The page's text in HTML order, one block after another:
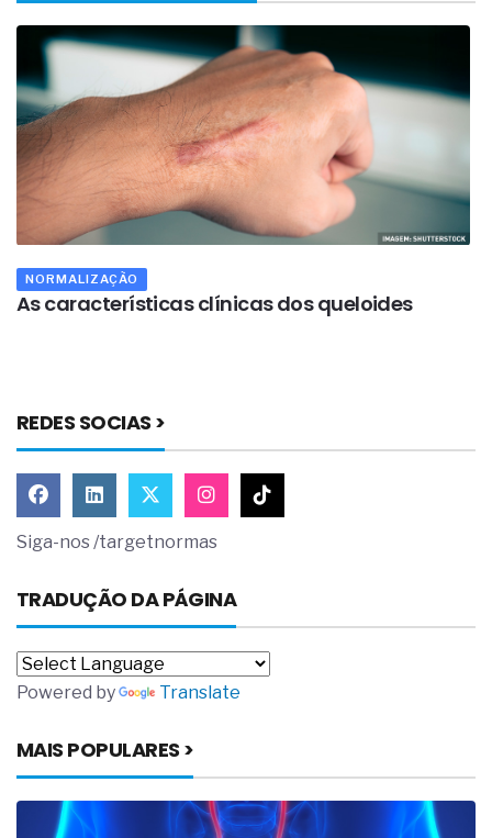
NORMALIZAÇÃO
As características clínicas dos queloides
REDES SOCIAS >
Siga-nos /targetnormas
TRADUÇÃO DA PÁGINA
Powered by Translate
MAIS POPULARES >